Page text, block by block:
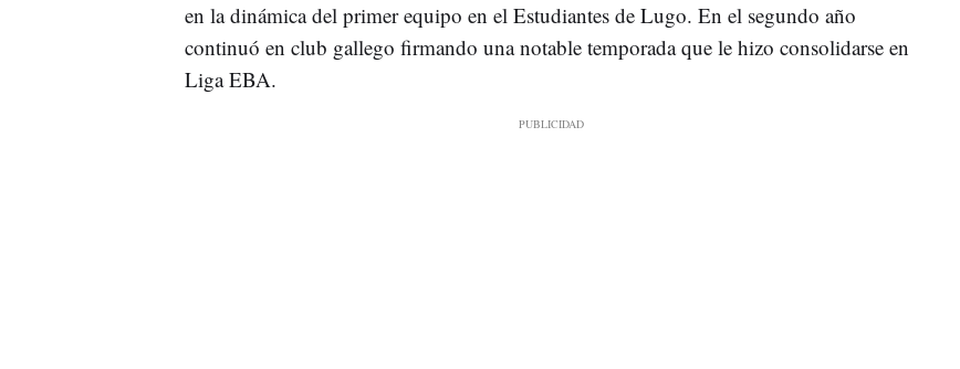
en la dinámica del primer equipo en el Estudiantes de Lugo. En el segundo año
continuó en club gallego firmando una notable temporada que le hizo consolidarse en
Liga EBA.